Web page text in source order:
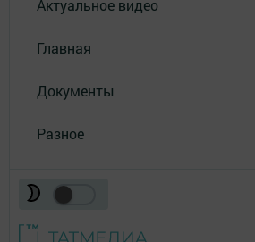
Актуальное видео
Главная
Документы
Разное